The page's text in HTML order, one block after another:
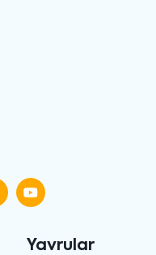
Yavrular